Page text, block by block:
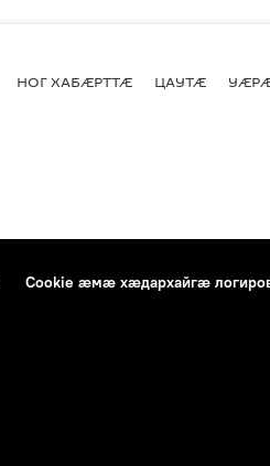
НОГ ХАБӔРТТӔ ЦАУТӔ
Cookie æмæ хæдархайгæ